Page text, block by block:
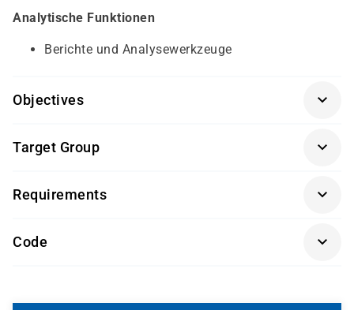
Analytische Funktionen
Berichte und Analysewerkzeuge
Objectives
Target Group
Personalwirtschaft (Human Resources)
Requirements
Code